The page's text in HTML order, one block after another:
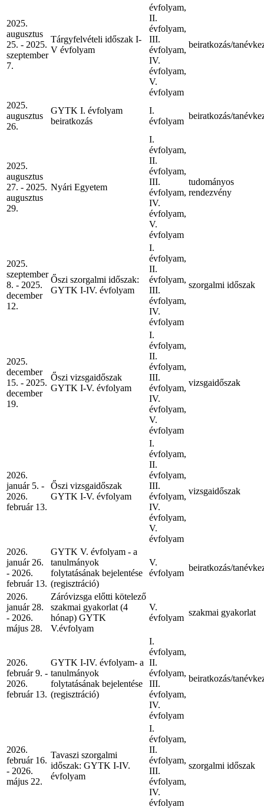
2025.
augusztus
25. - 2025.
szeptember
7.
Tárgyfelvételi időszak I-
V évfolyam
évfolyam,
II.
évfolyam,
III.
évfolyam,
IV.
évfolyam,
V.
évfolyam
beiratkozás/
2025.
augusztus
26.
GYTK I. évfolyam
beiratkozás
I.
évfolyam
beiratkozás/
2025.
augusztus
27. - 2025.
augusztus
29.
Nyári Egyetem
I.
évfolyam,
II.
évfolyam,
III.
évfolyam,
IV.
évfolyam,
V.
évfolyam
tudományos
rendezvény
2025.
szeptember
8. - 2025.
december
12.
Őszi szorgalmi időszak:
GYTK I-IV. évfolyam
I.
évfolyam,
II.
évfolyam,
III.
évfolyam,
IV.
évfolyam
szorgalmi időszak
2025.
december
15. - 2025.
december
19.
Őszi vizsgaidőszak
GYTK I-V. évfolyam
I.
évfolyam,
II.
évfolyam,
III.
évfolyam,
IV.
évfolyam,
V.
évfolyam
vizsgaidőszak
2026.
január 5. -
2026.
február 13.
Őszi vizsgaidőszak
GYTK I-V. évfolyam
I.
évfolyam,
II.
évfolyam,
III.
évfolyam,
IV.
évfolyam,
V.
évfolyam
vizsgaidőszak
2026.
január 26.
- 2026.
február 13.
GYTK V. évfolyam - a
tanulmányok
folytatásának bejelentése
(regisztráció)
V.
évfolyam
beiratkozás/
2026.
január 28.
- 2026.
május 28.
Záróvizsga előtti kötelező
szakmai gyakorlat (4
hónap) GYTK
V.évfolyam
V.
évfolyam
szakmai gyakorlat
2026.
február 9. -
2026.
február 13.
GYTK I-IV. évfolyam- a
tanulmányok
folytatásának bejelentése
(regisztráció)
I.
évfolyam,
II.
évfolyam,
III.
évfolyam,
IV.
évfolyam
beiratkozás/
2026.
február 16.
- 2026.
május 22.
Tavaszi szorgalmi
időszak: GYTK I-IV.
évfolyam
I.
évfolyam,
II.
évfolyam,
III.
évfolyam,
IV.
évfolyam
szorgalmi időszak